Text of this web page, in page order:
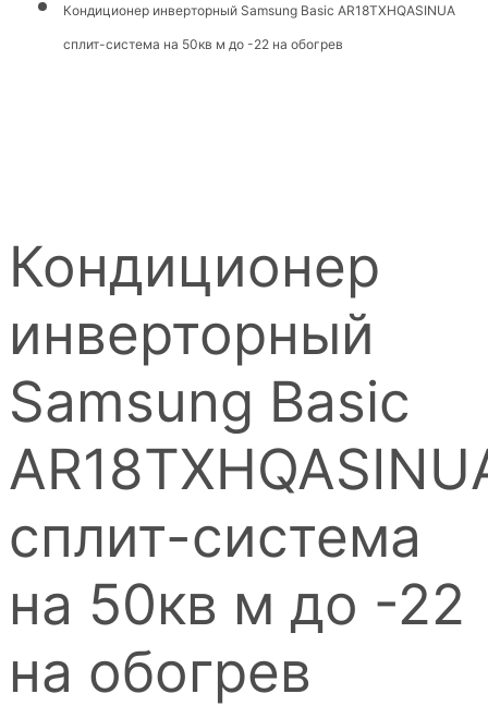
Кондиционер инверторный Samsung Basic AR18TXHQASINUA
сплит-система на 50кв м до -22 на обогрев
Кондиционер
инверторный
Samsung Basic
сплит-система
на 50кв м до -22
на обогрев